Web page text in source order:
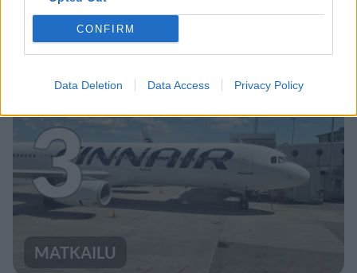
CONFIRM
Data Deletion Data Access Privacy Policy
Sääennuste ulottuu nyt
marraskuulle – tältä näyttää
syksyn sää
3
MATKAILU